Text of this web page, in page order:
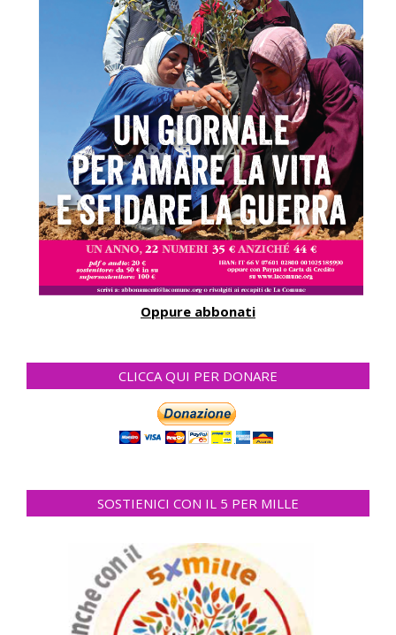
Oppure abbonati
CLICCA QUI PER DONARE
SOSTIENICI CON IL 5 PER MILLE